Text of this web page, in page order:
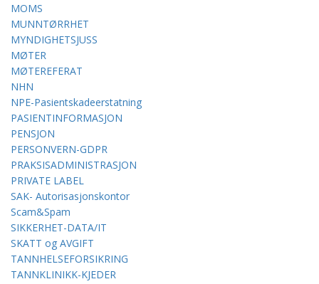
MOMS
MUNNTØRRHET
MYNDIGHETSJUSS
MØTER
MØTEREFERAT
NHN
NPE-Pasientskadeerstatning
PASIENTINFORMASJON
PENSJON
PERSONVERN-GDPR
PRAKSISADMINISTRASJON
PRIVATE LABEL
SAK- Autorisasjonskontor
Scam&Spam
SIKKERHET-DATA/IT
SKATT og AVGIFT
TANNHELSEFORSIKRING
TANNKLINIKK-KJEDER